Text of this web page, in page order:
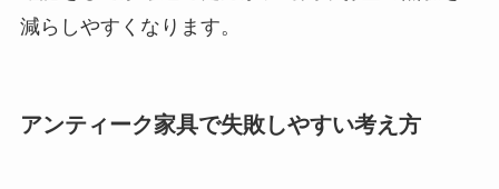
減らしやすくなります。
アンティーク家具で失敗しやすい考え方